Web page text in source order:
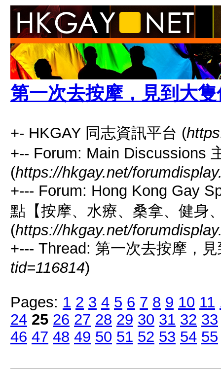
第一次去按摩，見到大
+- HKGAY 同志資訊平台 (
+-- Forum: Main Discussions
(https://hkgay.net/
+--- Forum: Hong Kong Gay
點【按摩、水療、桑拿、健身
(https://hkgay.net/
+--- Thread: 第一次去按摩，
tid=116814)
Pages: 1 2 3 4 5 6 7 8 9 10 11
24 25 26 27 28 29 30 31 32 33
46 47 48 49 50 51 52 53 54 55